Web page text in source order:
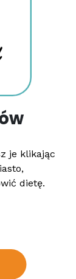
je klikając
dietę.